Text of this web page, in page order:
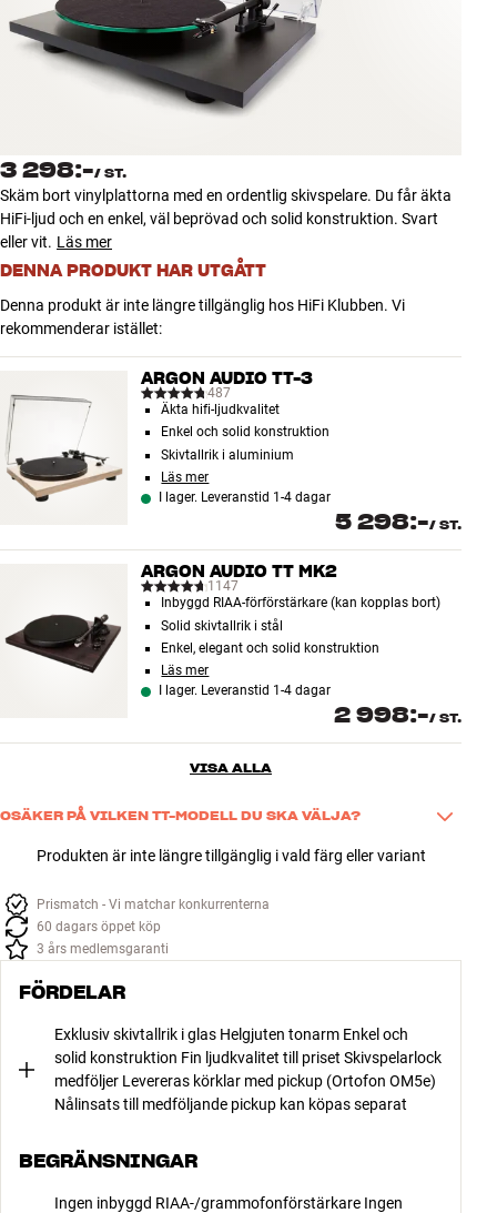
Tillbehör
INSPIRATION
NYHETER
ERBJUDANDEN
Hitta Butik
Kundtjänst
Bygg med ljud
Företag
3 298:-/ ST.
Skäm bort vinylplattorna med en ordentlig skivspelare. Du får äkta
HiFi-ljud och en enkel, väl beprövad och solid konstruktion. Svart
eller vit. Läs mer
DENNA PRODUKT HAR UTGÅTT
Denna produkt är inte längre tillgänglig hos HiFi Klubben. Vi
rekommenderar istället:
ARGON AUDIO TT-3
487
Äkta hifi-ljudkvalitet
Enkel och solid konstruktion
Skivtallrik i aluminium
Läs mer
I lager. Leveranstid 1-4 dagar
5 298:-/ ST.
ARGON AUDIO TT MK2
1147
Inbyggd RIAA-förförstärkare (kan kopplas bort)
Solid skivtallrik i stål
Enkel, elegant och solid konstruktion
Läs mer
I lager. Leveranstid 1-4 dagar
2 998:-/ ST.
VISA ALLA
OSÄKER PÅ VILKEN TT-MODELL DU SKA VÄLJA?
Det finns många detaljer att hålla koll på när man väljer skivspelare.
Argon Audio TT-modell som passar ditt hem och dina behov.
Se den här
Produkten är inte längre tillgänglig i vald färg eller variant
Prismatch - Vi matchar konkurrenterna
60 dagars öppet köp
3 års medlemsgaranti
FÖRDELAR
Exklusiv skivtallrik i glas Helgjuten tonarm Enkel och
solid konstruktion Fin ljudkvalitet till priset Skivspelarlock
medföljer Levereras körklar med pickup (Ortofon OM5e)
Nålinsats till medföljande pickup kan köpas separat
BEGRÄNSNINGAR
Ingen inbyggd RIAA-/grammofonförstärkare Ingen